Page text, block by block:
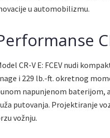
u automobilizmu.
CR-V E: FCEV nudi
i 229 lb.-ft. okretnog
napunjenom baterijom,
putovanja. Projektiranje
vožnju.